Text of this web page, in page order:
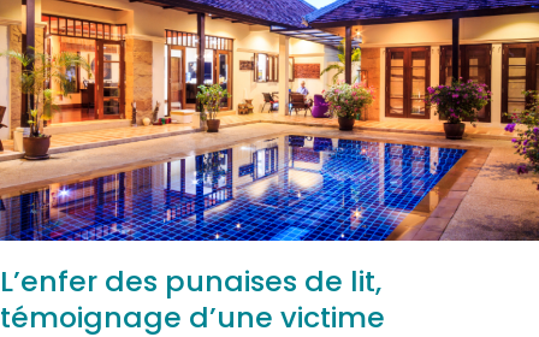
L’enfer des punaises de lit,
témoignage d’une victime
des
punaises
de
lit,
témoignage
d’une
victime